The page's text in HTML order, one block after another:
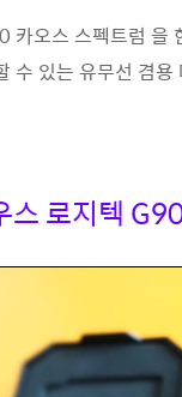
카오스 스펙트럼
수 있는 유무선 겸용
스 로지텍